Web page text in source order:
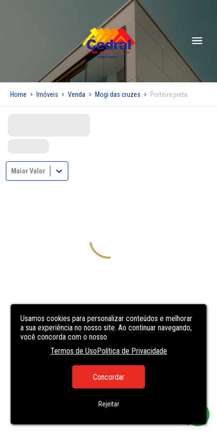
Usamos cookies para personalizar conteúdos e melhorar
a sua experiência no nosso site. Ao continuar navegando,
você concorda com o nosso
Termos de UsoPolítica de Privacidade
Concordar
Rejeitar
Home Imóveis Venda Mogi das cruzes Porteira preta
Maior Valor